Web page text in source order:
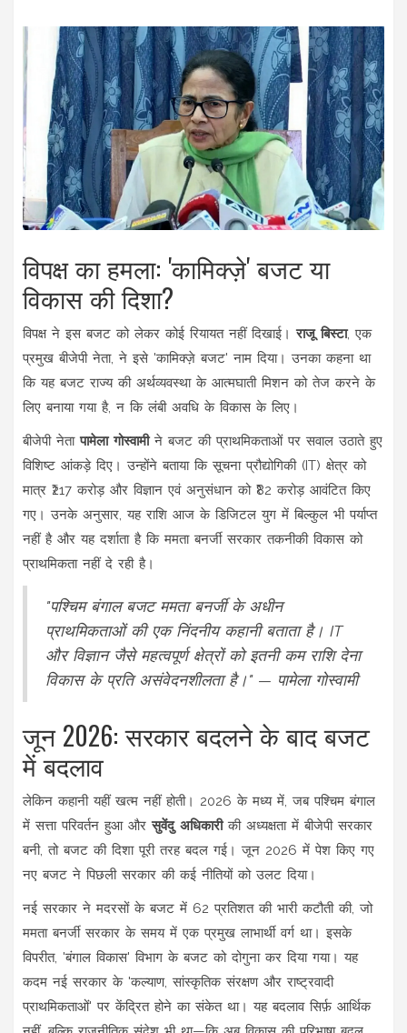
विपक्ष का हमला: 'कामिक्ज़े' बजट या
विकास की दिशा?
विपक्ष ने इस बजट को लेकर कोई रियायत नहीं दिखाई।राजू बिस्टा, एक
प्रमुख बीजेपी नेता, ने इसे 'कामिक्ज़े बजट' नाम दिया। उनका कहना था
कि यह बजट राज्य की अर्थव्यवस्था के आत्मघाती मिशन को तेज करने के
लिए बनाया गया है, न कि लंबी अवधि के विकास के लिए।
बीजेपी नेतापामेला गोस्वामीने बजट की प्राथमिकताओं पर सवाल उठाते हुए
विशिष्ट आंकड़े दिए। उन्होंने बताया कि सूचना प्रौद्योगिकी (IT) क्षेत्र को
मात्र ₹217 करोड़ और विज्ञान एवं अनुसंधान को ₹82 करोड़ आवंटित किए
गए। उनके अनुसार, यह राशि आज के डिजिटल युग में बिल्कुल भी पर्याप्त
नहीं है और यह दर्शाता है कि ममता बनर्जी सरकार तकनीकी विकास को
प्राथमिकता नहीं दे रही है।
"पश्चिम बंगाल बजट ममता बनर्जी के अधीन
प्राथमिकताओं की एक निंदनीय कहानी बताता है। IT
और विज्ञान जैसे महत्वपूर्ण क्षेत्रों को इतनी कम राशि देना
विकास के प्रति असंवेदनशीलता है।" — पामेला गोस्वामी
जून 2026: सरकार बदलने के बाद बजट
में बदलाव
लेकिन कहानी यहीं खत्म नहीं होती। 2026 के मध्य में, जब पश्चिम बंगाल
में सत्ता परिवर्तन हुआ औरसुवेंदु अधिकारीकी अध्यक्षता में बीजेपी सरकार
बनी, तो बजट की दिशा पूरी तरह बदल गई। जून 2026 में पेश किए गए
नए बजट ने पिछली सरकार की कई नीतियों को उलट दिया।
नई सरकार ने मदरसों के बजट में 62 प्रतिशत की भारी कटौती की, जो
ममता बनर्जी सरकार के समय में एक प्रमुख लाभार्थी वर्ग था। इसके
विपरीत, 'बंगाल विकास' विभाग के बजट को दोगुना कर दिया गया। यह
कदम नई सरकार के 'कल्याण, सांस्कृतिक संरक्षण और राष्ट्रवादी
प्राथमिकताओं' पर केंद्रित होने का संकेत था। यह बदलाव सिर्फ़ आर्थिक